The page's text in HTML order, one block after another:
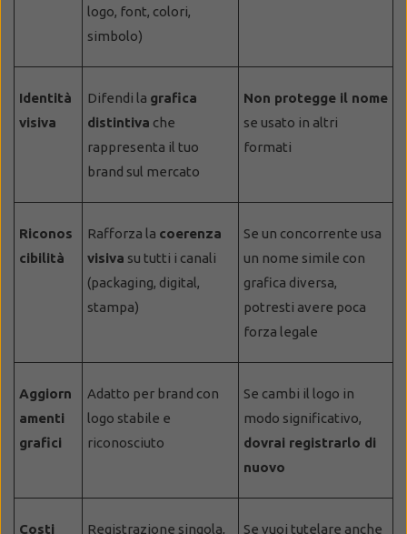
logo, font, colori,
simbolo)
Identità
visiva
Difendi la grafica
distintiva che
rappresenta il tuo
brand sul mercato
Non protegge il nome
se usato in altri
formati
Riconos
cibilità
Rafforza la coerenza
visiva su tutti i canali
(packaging, digital,
stampa)
Se un concorrente usa
un nome simile con
grafica diversa,
potresti avere poca
forza legale
Aggiorn
amenti
grafici
Adatto per brand con
logo stabile e
riconosciuto
Se cambi il logo in
modo significativo,
dovrai registrarlo di
nuovo
Costi
Registrazione singola,
Se vuoi tutelare anche